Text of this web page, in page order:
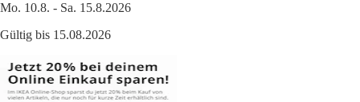
Mo. 10.8. - Sa. 15.8.2026
Gültig bis 15.08.2026